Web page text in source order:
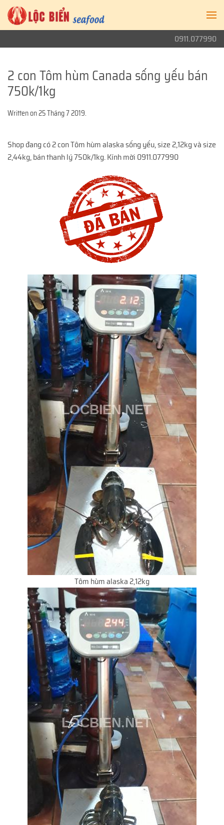
0911.077990
2 con Tôm hùm Canada sống yếu bán
750k/1kg
Written on25 Tháng 7 2019.
Shop đang có 2 con Tôm hùm alaska sống yếu, size 2,12kg và size
2,44kg, bán thanh lý 750k/1kg. Kính mời 0911.077990
Tôm hùm alaska 2,12kg